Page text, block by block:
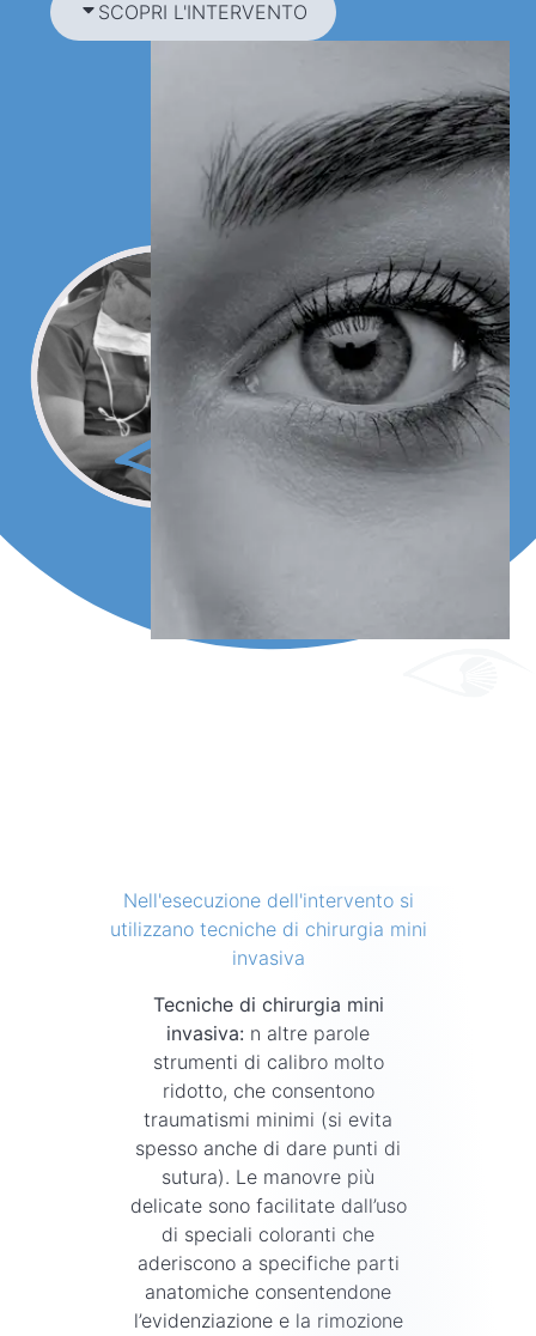
SCOPRI L'INTERVENTO
Nell'esecuzione dell'intervento si
utilizzano tecniche di chirurgia mini
invasiva
Tecniche di chirurgia mini
invasiva: n altre parole
strumenti di calibro molto
ridotto, che consentono
traumatismi minimi (si evita
spesso anche di dare punti di
sutura). Le manovre più
delicate sono facilitate dall’uso
di speciali coloranti che
aderiscono a specifiche parti
anatomiche consentendone
l’evidenziazione e la rimozione